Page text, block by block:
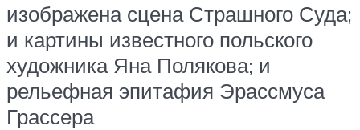
изображена сцена Страшного Суда;
и картины известного польского
художника Яна Полякова; и
рельефная эпитафия Эрассмуса
Грассера